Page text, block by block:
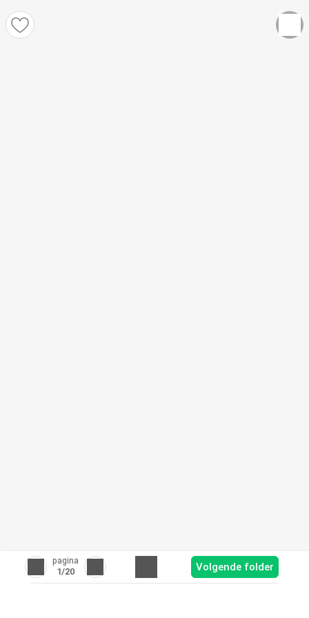
pagina
1/20 Volgende folder